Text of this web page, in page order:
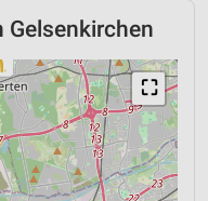
Gelsenkirchen
⛶